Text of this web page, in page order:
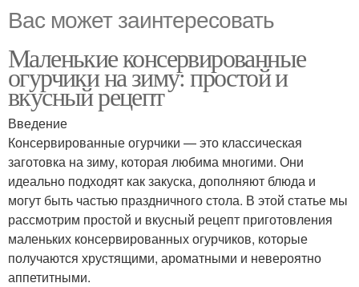
Вас может заинтересовать
Маленькие консервированные
огурчики на зиму: простой и
вкусный рецепт
Введение
Консервированные огурчики — это классическая
заготовка на зиму, которая любима многими. Они
идеально подходят как закуска, дополняют блюда и
могут быть частью праздничного стола. В этой статье мы
рассмотрим простой и вкусный рецепт приготовления
маленьких консервированных огурчиков, которые
получаются хрустящими, ароматными и невероятно
аппетитными.